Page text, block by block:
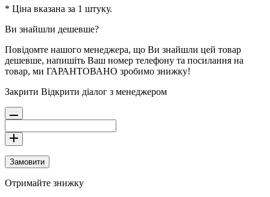
* Ціна вказана за 1 штуку.
Ви знайшли дешевше?
Повідомте нашого менеджера, що Ви знайшли цей товар
дешевше, напишіть Ваш номер телефону та посилання на
товар, ми ГАРАНТОВАНО зробимо знижку!
Закрити Відкрити діалог з менеджером
Замовити
Отримайте знижку